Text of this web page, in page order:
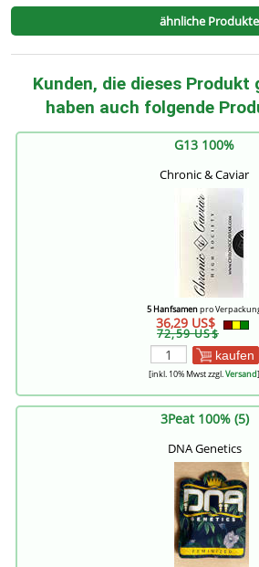
ähnliche Produkte
Kunden, die dieses Produkt
haben auch folgende
G13 100%
Chronic & Caviar
5 Hanfsamenpro
36,29 US$
72,59 US$
kaufen
[inkl. 10% Mwst zzgl.Versand]
3Peat 100% (5)
DNA Genetics